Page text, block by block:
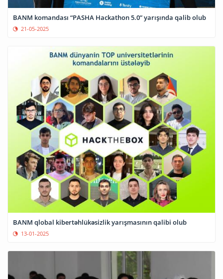
BANM komandası “PASHA Hackathon 5.0” yarışında qalib olub
21-05-2025
BANM qlobal kibertəhlükəsizlik yarışmasının qalibi olub
13-01-2025